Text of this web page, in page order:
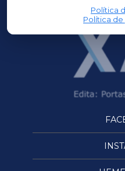
Política
Política